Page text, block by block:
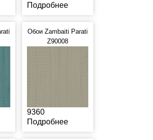
Подробнее
Обои Zambaiti Parati
Z90008
9360
Подробнее